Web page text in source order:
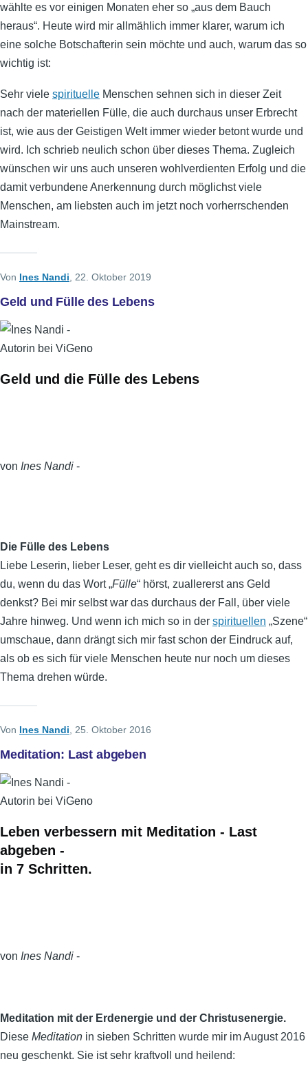
wählte es vor einigen Monaten eher so „aus dem Bauch
heraus“. Heute wird mir allmählich immer klarer, warum ich
eine solche Botschafterin sein möchte und auch, warum das so
wichtig ist:
Sehr viele spirituelle Menschen sehnen sich in dieser Zeit
nach der materiellen Fülle, die auch durchaus unser Erbrecht
ist, wie aus der Geistigen Welt immer wieder betont wurde und
wird. Ich schrieb neulich schon über dieses Thema. Zugleich
wünschen wir uns auch unseren wohlverdienten Erfolg und die
damit verbundene Anerkennung durch möglichst viele
Menschen, am liebsten auch im jetzt noch vorherrschenden
Mainstream.
Von Ines Nandi , 22. Oktober 2019
Geld und Fülle des Lebens
Geld und die Fülle des Lebens
von Ines Nandi -
Die Fülle des Lebens
Liebe Leserin, lieber Leser, geht es dir vielleicht auch so, dass
du, wenn du das Wort „Fülle“ hörst, zuallererst ans Geld
denkst? Bei mir selbst war das durchaus der Fall, über viele
Jahre hinweg. Und wenn ich mich so in der spirituellen „Szene“
umschaue, dann drängt sich mir fast schon der Eindruck auf,
als ob es sich für viele Menschen heute nur noch um dieses
Thema drehen würde.
Von Ines Nandi , 25. Oktober 2016
Meditation: Last abgeben
Leben verbessern mit Meditation - Last
abgeben -
in 7 Schritten.
von Ines Nandi -
Meditation mit der Erdenergie und der Christusenergie.
Diese Meditation in sieben Schritten wurde mir im August 2016
neu geschenkt. Sie ist sehr kraftvoll und heilend: